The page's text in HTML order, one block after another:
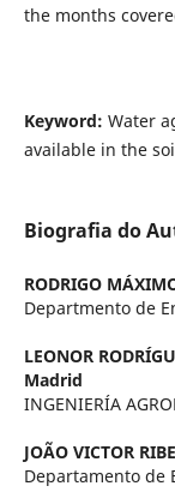
the months
Keyword: Water
available in the
Biografia do
RODRIGO
Departmento de
LEONOR
Madrid
INGENIERÍA
JOÃO VICTOR
Departamento de